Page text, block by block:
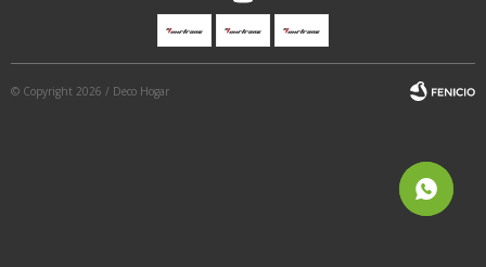
© Copyright 2026 / Deco Hogar